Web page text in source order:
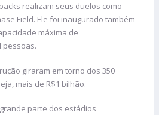
realizam seus duelos como
Field. Ele foi inaugurado também
máxima de
pessoas.
giraram em torno dos 350
mais de R$1 bilhão.
parte dos estádios